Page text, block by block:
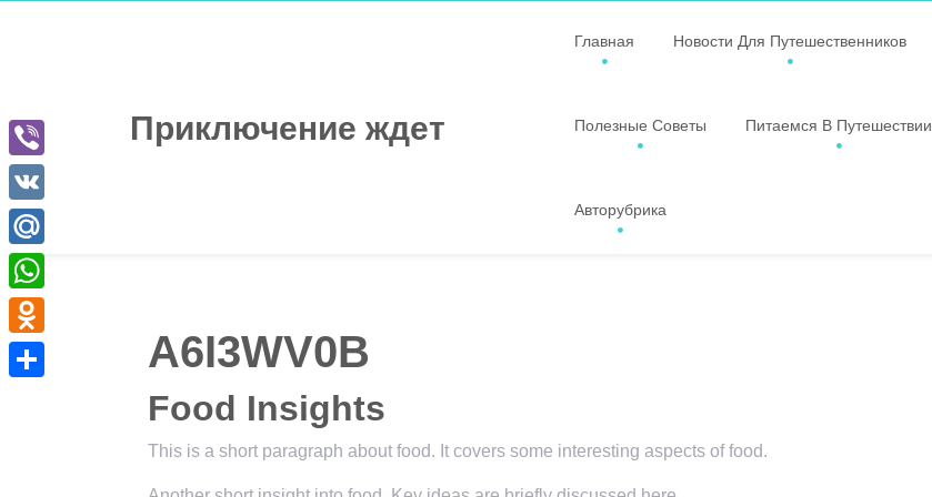
Приключение ждет
Главная Новости Для Путешественников
Полезные Советы Питаемся В Путешествии
Авторубрика
A6I3WV0B
Food Insights
This is a short paragraph about food. It covers some interesting aspects of food.
Viber
VK
Mail.Ru
WhatsApp
Odnoklassniki